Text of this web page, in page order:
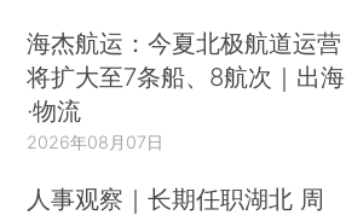
海杰航运：今夏北极航道运营
将扩大至7条船、8航次｜出海
·物流
2026年08月07日
人事观察｜长期任职湖北 周